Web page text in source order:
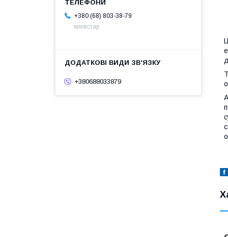
+380 (68) 803-38-79
киевстар
+380688033879